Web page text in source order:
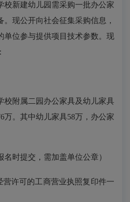
新建幼儿园需采购一批办公家
现公开向社会征集采购信息，
单位参与提供项目技术参数。现
校附属二园 办公家具及幼儿家具
万。其中幼儿家具58万 ，办公家
名时提交，需加盖单位公章）
营许可的工商营业执照复印件一